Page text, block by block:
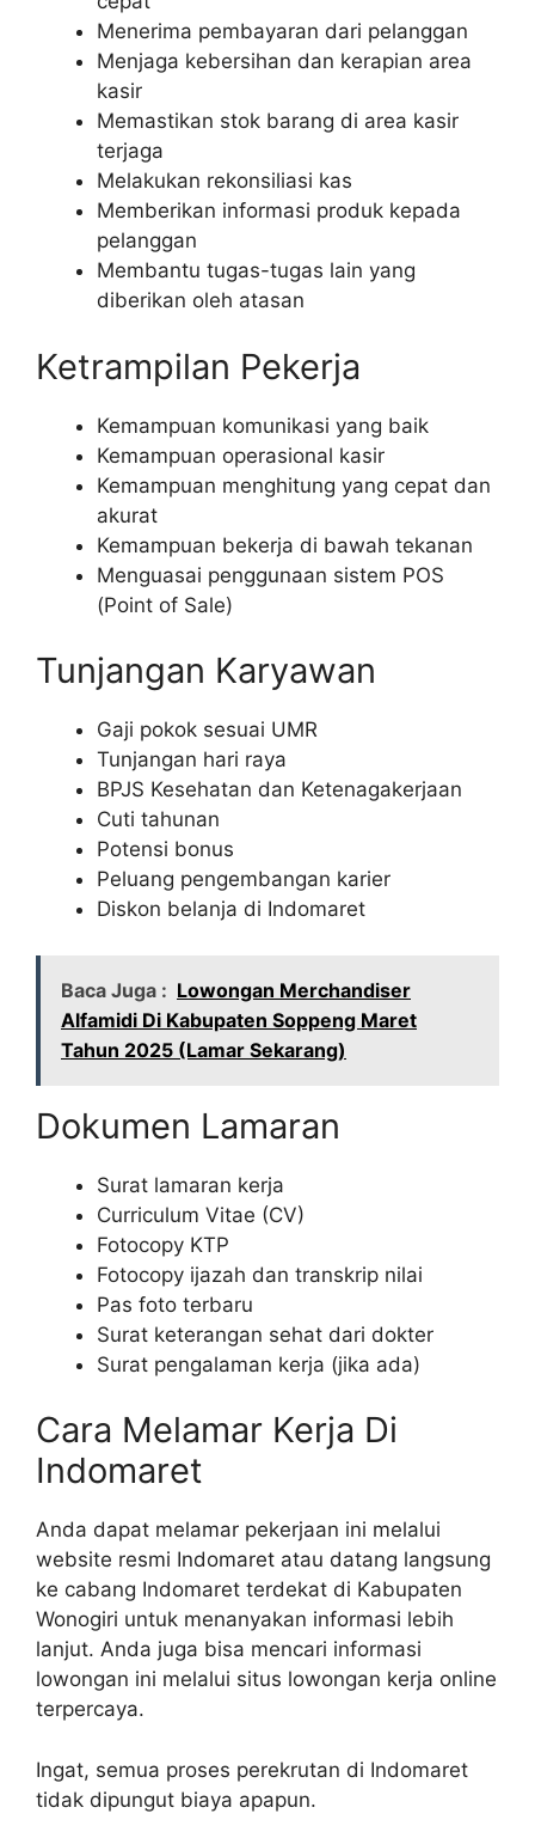
Menerima pembayaran dari pelanggan
Menjaga kebersihan dan kerapian area
kasir
Memastikan stok barang di area kasir
terjaga
Melakukan rekonsiliasi kas
Memberikan informasi produk kepada
pelanggan
Membantu tugas-tugas lain yang
diberikan oleh atasan
Ketrampilan Pekerja
Kemampuan komunikasi yang baik
Kemampuan operasional kasir
Kemampuan menghitung yang cepat dan
akurat
Kemampuan bekerja di bawah tekanan
Menguasai penggunaan sistem POS
(Point of Sale)
Tunjangan Karyawan
Gaji pokok sesuai UMR
Tunjangan hari raya
BPJS Kesehatan dan Ketenagakerjaan
Cuti tahunan
Potensi bonus
Peluang pengembangan karier
Diskon belanja di Indomaret
Baca Juga : Lowongan Merchandiser
Alfamidi Di Kabupaten Soppeng Maret
Tahun 2025 (Lamar Sekarang)
Dokumen Lamaran
Surat lamaran kerja
Curriculum Vitae (CV)
Fotocopy KTP
Fotocopy ijazah dan transkrip nilai
Pas foto terbaru
Surat keterangan sehat dari dokter
Surat pengalaman kerja (jika ada)
Cara Melamar Kerja Di
Indomaret
Anda dapat melamar pekerjaan ini melalui
website resmi Indomaret atau datang langsung
ke cabang Indomaret terdekat di Kabupaten
Wonogiri untuk menanyakan informasi lebih
lanjut. Anda juga bisa mencari informasi
lowongan ini melalui situs lowongan kerja online
terpercaya.
Ingat, semua proses perekrutan di Indomaret
tidak dipungut biaya apapun.